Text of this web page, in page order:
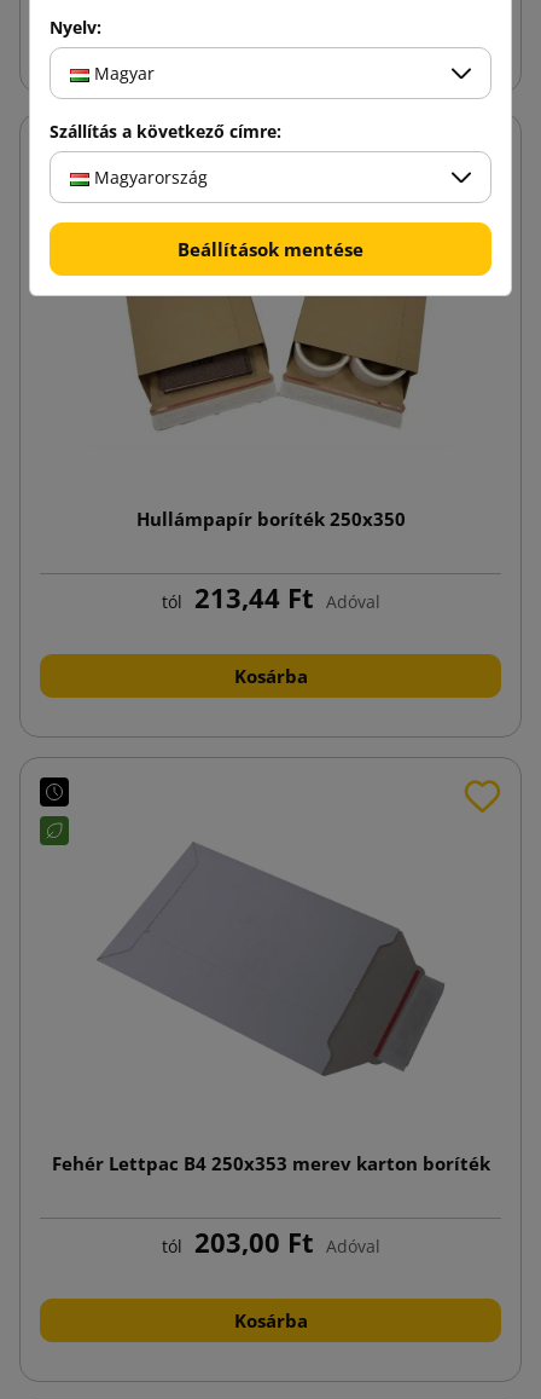
Hullámpapír boríték 250x350
tól 213,44 Ft Adóval
Kosárba
Fehér Lettpac B4 250x353 merev karton boríték
tól 203,00 Ft Adóval
Kosárba
Nyelv:
Magyar
Szállítás a következő címre:
Magyarország
Beállítások mentése